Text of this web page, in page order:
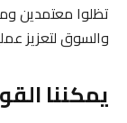
تظلوا معتمدين
والسوق لتعزيز
يمكننا